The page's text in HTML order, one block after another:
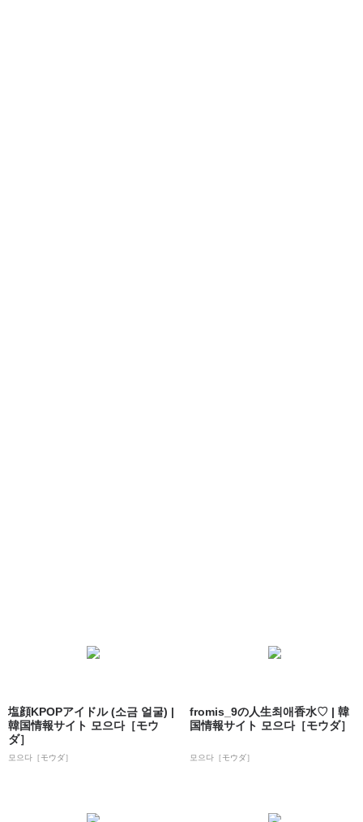
塩顔KPOPアイドル (소금 얼굴) |
韓国情報サイト 모으다［モウ
ダ］
모으다［モウダ］
fromis_9の人生최애香水♡ | 韓
国情報サイト 모으다［モウダ］
모으다［モウダ］